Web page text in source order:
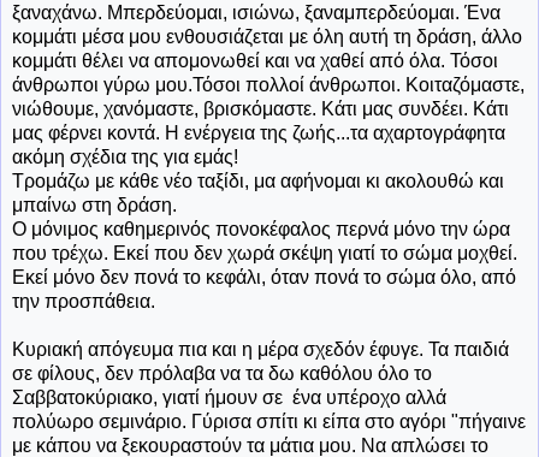
ξαναχάνω. Μπερδεύομαι, ισιώνω, ξαναμπερδεύομαι. Ένα
κομμάτι μέσα μου ενθουσιάζεται με όλη αυτή τη δράση, άλλο
κομμάτι θέλει να απομονωθεί και να χαθεί από όλα. Τόσοι
άνθρωποι γύρω μου.Τόσοι πολλοί άνθρωποι. Κοιταζόμαστε,
νιώθουμε, χανόμαστε, βρισκόμαστε. Κάτι μας συνδέει. Κάτι
μας φέρνει κοντά. Η ενέργεια της ζωής...τα αχαρτογράφητα
ακόμη σχέδια της για εμάς!
Τρομάζω με κάθε νέο ταξίδι, μα αφήνομαι κι ακολουθώ και
μπαίνω στη δράση.
Ο μόνιμος καθημερινός πονοκέφαλος περνά μόνο την ώρα
που τρέχω. Εκεί που δεν χωρά σκέψη γιατί το σώμα μοχθεί.
Εκεί μόνο δεν πονά το κεφάλι, όταν πονά το σώμα όλο, από
την προσπάθεια.
Κυριακή απόγευμα πια και η μέρα σχεδόν έφυγε. Τα παιδιά
σε φίλους, δεν πρόλαβα να τα δω καθόλου όλο το
Σαββατοκύριακο, γιατί ήμουν σε ένα υπέροχο αλλά
πολύωρο σεμινάριο. Γύρισα σπίτι κι είπα στο αγόρι "πήγαινε
με κάπου να ξεκουραστούν τα μάτια μου. Να απλώσει το